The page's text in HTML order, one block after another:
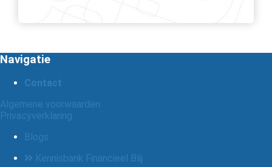
Navigatie
Contact
Algemene voorwaarden
Privacyverklaring
Blogs
Kennisbank Financieel Blij